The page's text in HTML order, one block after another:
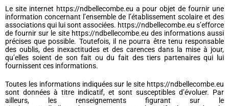
Le site internet https://ndbellecombe.eu a pour objet de fournir une
information concernant l’ensemble de l’établissement scolaire et des
associations qui lui sont associées. https://ndbellecombe.eu s’efforce
de fournir sur le site https://ndbellecombe.eu des informations aussi
précises que possible. Toutefois, il ne pourra être tenu responsable
des oublis, des inexactitudes et des carences dans la mise à jour,
qu’elles soient de son fait ou du fait des tiers partenaires qui lui
fournissent ces informations.
Toutes les informations indiquées sur le site https://ndbellecombe.eu
sont données à titre indicatif, et sont susceptibles d’évoluer. Par
ailleurs, les renseignements figurant sur le